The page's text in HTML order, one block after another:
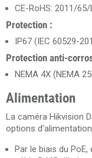
CE-RoHS: 2011/65/
Protection :
IP67 (IEC 60529-
Protection anti-
NEMA 4X (NEMA
Alimentation
La caméra Hikvision
options
Par le biais du